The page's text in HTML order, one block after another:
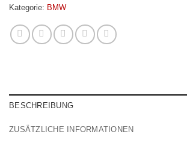
Kategorie: BMW
BESCHREIBUNG
ZUSÄTZLICHE INFORMATIONEN